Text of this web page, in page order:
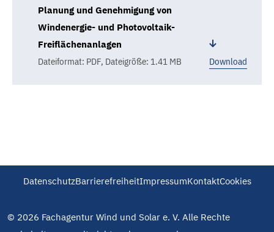
Planung und Genehmigung von
Windenergie- und Photovoltaik-
Freiflächenanlagen
Dateiformat: PDF, Dateigröße: 1.41 MB Download
DatenschutzBarrierefreiheitImpressumKontaktCookies
© 2026 Fachagentur Wind und Solar e. V. Alle Rechte